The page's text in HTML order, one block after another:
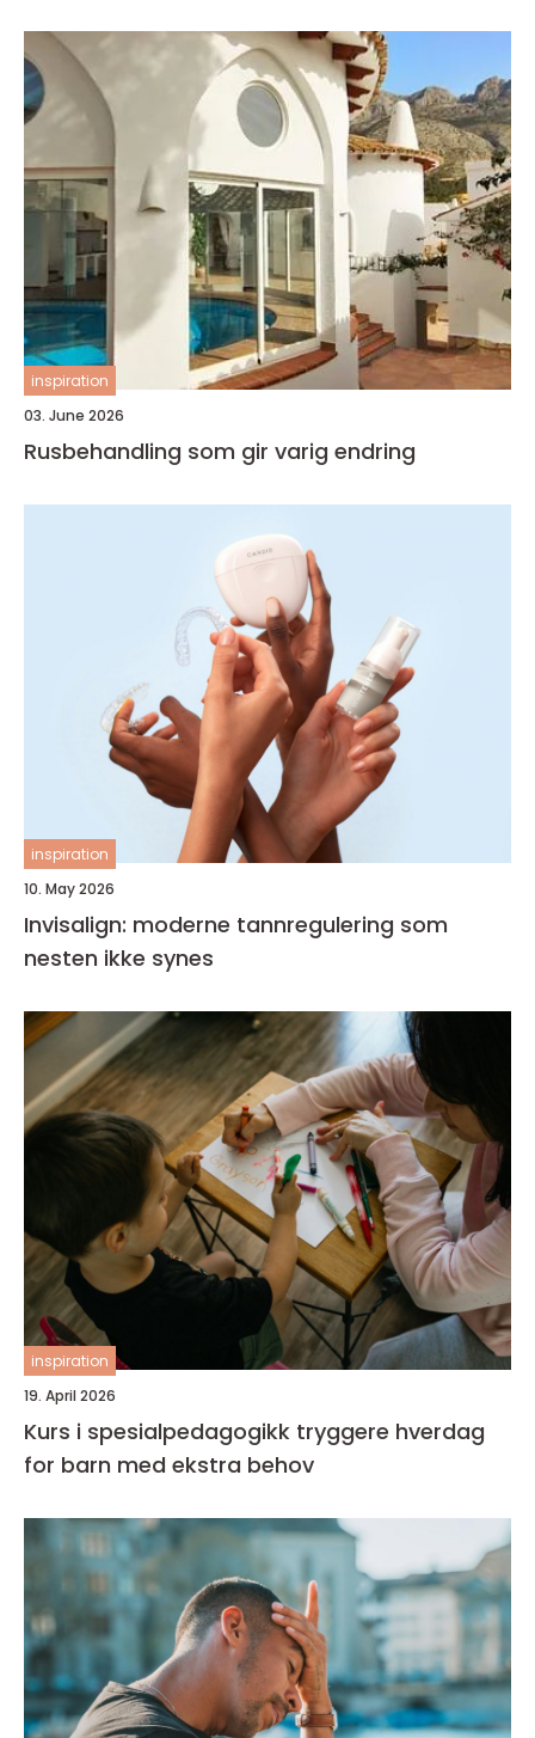
inspiration
03. June 2026
Rusbehandling som gir varig endring
inspiration
10. May 2026
Invisalign: moderne tannregulering som
nesten ikke synes
inspiration
19. April 2026
Kurs i spesialpedagogikk tryggere hverdag
for barn med ekstra behov